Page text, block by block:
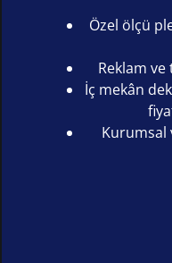
Özel ölçü
Reklam ve
İç mekân
Kurumsal